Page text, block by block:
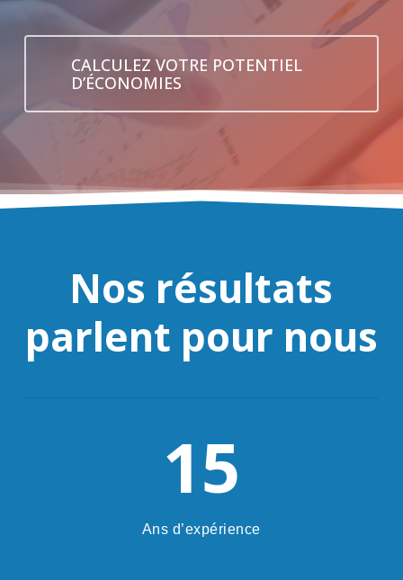
CALCULEZ VOTRE POTENTIEL
D’ÉCONOMIES
Nos résultats
parlent pour nous
15
Ans d’expérience